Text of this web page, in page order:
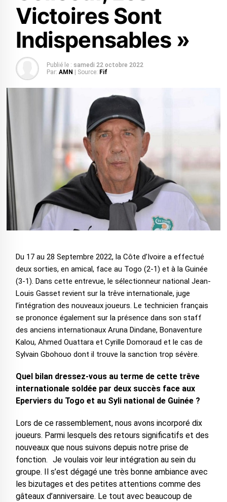
Victoires Sont
Indispensables »
Publié le : samedi 22 octobre 2022
Par: AMN | Source: Fif
Du 17 au 28 Septembre 2022, la Côte d’Ivoire a effectué
deux sorties, en amical, face au Togo (2-1) et à la Guinée
(3-1). Dans cette entrevue, le sélectionneur national Jean-
Louis Gasset revient sur la trêve internationale, juge
l’intégration des nouveaux joueurs. Le technicien français
se prononce également sur la présence dans son staff
des anciens internationaux Aruna Dindane, Bonaventure
Kalou, Ahmed Ouattara et Cyrille Domoraud et le cas de
Sylvain Gbohouo dont il trouve la sanction trop sévère.
Quel bilan dressez-vous au terme de cette trêve
internationale soldée par deux succès face aux
Eperviers du Togo et au Syli national de Guinée ?
Lors de ce rassemblement, nous avons incorporé dix
joueurs. Parmi lesquels des retours significatifs et des
nouveaux que nous suivons depuis notre prise de
fonction. Je voulais voir leur intégration au sein du
groupe. Il s’est dégagé une très bonne ambiance avec
les bizutages et des petites attentions comme des
gâteaux d’anniversaire. Le tout avec beaucoup de